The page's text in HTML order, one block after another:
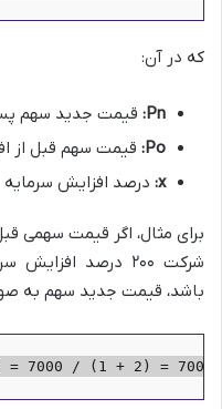
که در آن:
Pn: قیمت جدید سهم
Po: قیمت سهم قبل از
x: درصد افزایش سرمایه
شرکت ۲۰۰ درصد
باشد، قیمت جدید سهم به